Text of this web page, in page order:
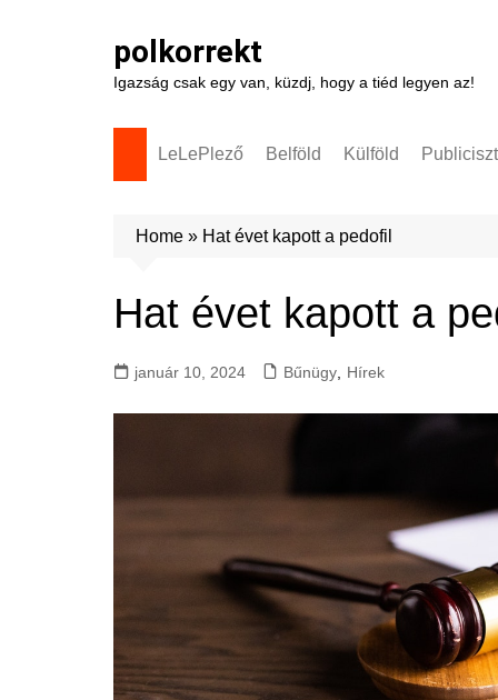
polkorrekt
Igazság csak egy van, küzdj, hogy a tiéd legyen az!
LeLePlező Belföld Külföld
Home » Hat évet kapott a pedofil
Hat évet kapott a
január 10, 2024 Bűnügy Hírek